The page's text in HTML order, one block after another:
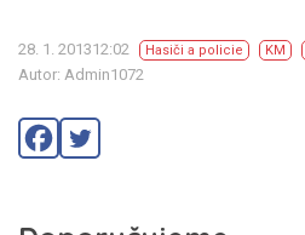
28. 1. 201312:02 Hasiči a policie KM
Autor: Admin1072